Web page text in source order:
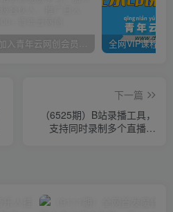
加入青年云网创会员，全站资源免费学习。加入高级合伙人，推广日入1000+
下一篇
（6525期）B站录播工具，
支持同时录制多个直播间